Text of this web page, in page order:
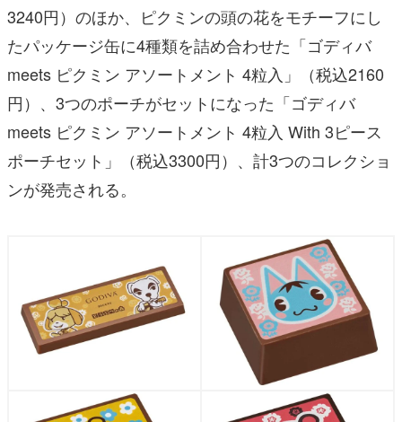
3240円）のほか、ピクミンの頭の花をモチーフにし
たパッケージ缶に4種類を詰め合わせた「ゴディバ
meets ピクミン アソートメント 4粒入」（税込2160
円）、3つのポーチがセットになった「ゴディバ
meets ピクミン アソートメント 4粒入 With 3ピース
ポーチセット」（税込3300円）、計3つのコレクショ
ンが発売される。